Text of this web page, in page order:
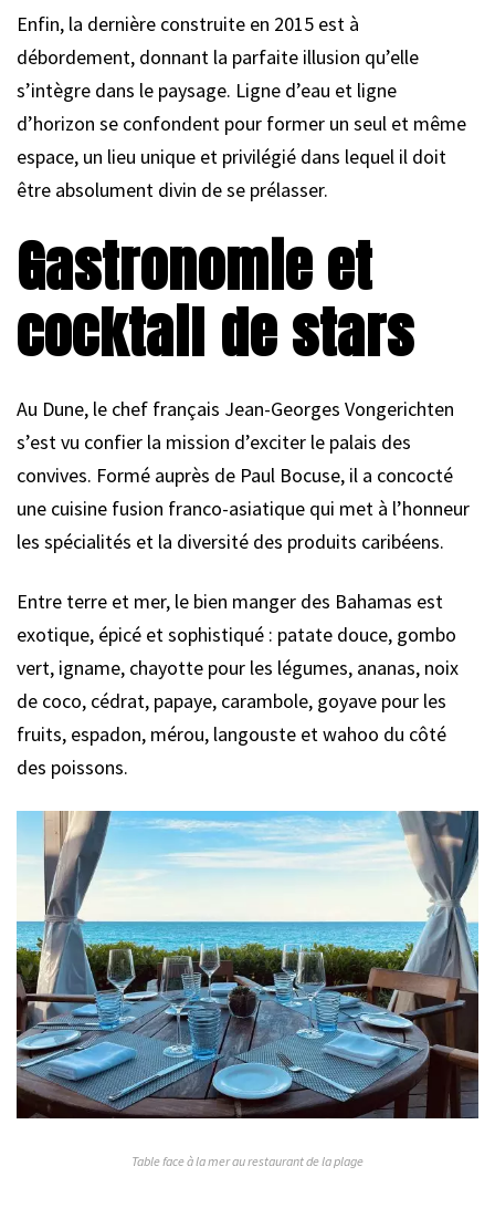
Enfin, la dernière construite en 2015 est à
débordement, donnant la parfaite illusion qu’elle
s’intègre dans le paysage. Ligne d’eau et ligne
d’horizon se confondent pour former un seul et même
espace, un lieu unique et privilégié dans lequel il doit
être absolument divin de se prélasser.
Gastronomie et
cocktail de stars
Au Dune, le chef français Jean-Georges Vongerichten
s’est vu confier la mission d’exciter le palais des
convives. Formé auprès de Paul Bocuse, il a concocté
une cuisine fusion franco-asiatique qui met à l’honneur
les spécialités et la diversité des produits caribéens.
Entre terre et mer, le bien manger des Bahamas est
exotique, épicé et sophistiqué : patate douce, gombo
vert, igname, chayotte pour les légumes, ananas, noix
de coco, cédrat, papaye, carambole, goyave pour les
fruits, espadon, mérou, langouste et wahoo du côté
des poissons.
Table face à la mer au restaurant de la plage